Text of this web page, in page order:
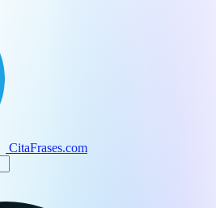
CitaFrases.com